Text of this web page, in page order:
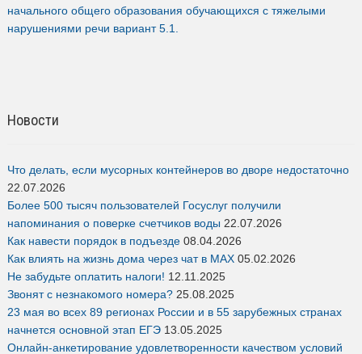
начального общего образования обучающихся с тяжелыми
нарушениями речи вариант 5.1.
Новости
Что делать, если мусорных контейнеров во дворе недостаточно
22.07.2026
Более 500 тысяч пользователей Госуслуг получили
напоминания о поверке счетчиков воды 22.07.2026
Как навести порядок в подъезде 08.04.2026
Как влиять на жизнь дома через чат в MAX 05.02.2026
Не забудьте оплатить налоги! 12.11.2025
Звонят с незнакомого номера? 25.08.2025
23 мая во всех 89 регионах России и в 55 зарубежных странах
начнется основной этап ЕГЭ 13.05.2025
Онлайн-анкетирование удовлетворенности качеством условий